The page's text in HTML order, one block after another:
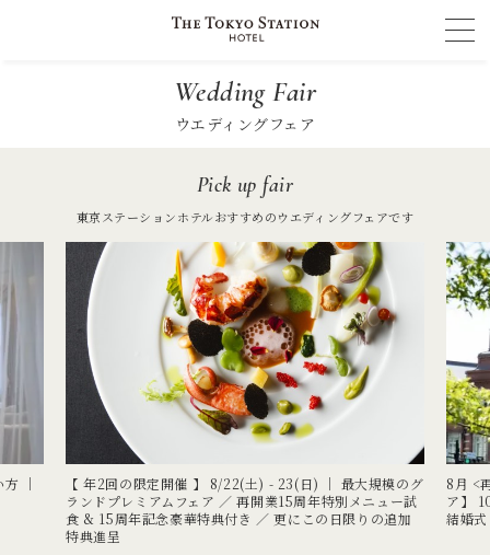
Wedding Fair
ウエディングフェア
Pick up fair
東京ステーションホテルおすすめのウエディングフェアです
方 │
【 年2回の限定開催 】 8/22(土) - 23(日) ｜ 最大規模のグ
ランドプレミアムフェア ／ 再開業15周年特別メニュー試
食 & 15周年記念豪華特典付き ／ 更にこの日限りの追加
特典進呈
8月 <
ア】
結婚式